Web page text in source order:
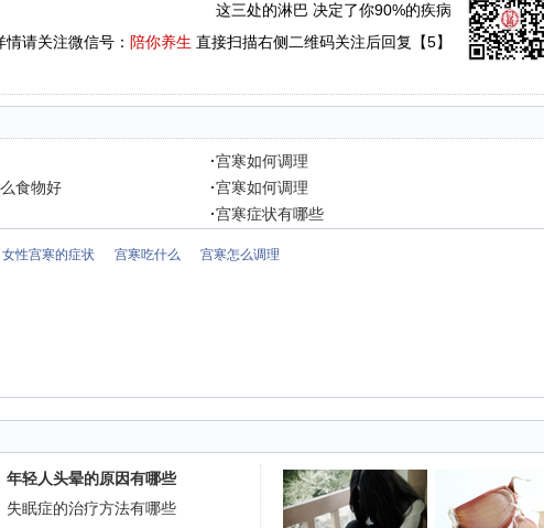
这三处的淋巴 决定了你90%的疾病
情请关注微信号： 陪你养生 直接扫描右侧二维码关注后回复【5】
·宫寒如何调理
食物好 ·宫寒如何调理
·宫寒症状有哪些
女性宫寒的症状 宫寒吃什么 宫寒怎么调理
年轻人头晕的原因有哪些
失眠症的治疗方法有哪些